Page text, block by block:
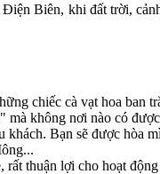
Biên, khi đất trời,
chiếc cà vạt hoa ban
mà không nơi nào có
Bạn sẽ được hòa
thuận lợi cho hoạt